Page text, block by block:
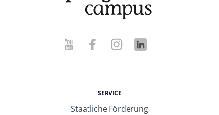
SERVICE
Staatliche Förderung